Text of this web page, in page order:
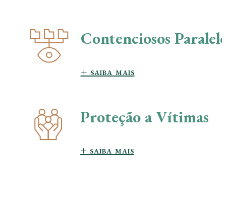
Contenciosos
+ saiba mais
Proteção a Vítimas
+ saiba mais